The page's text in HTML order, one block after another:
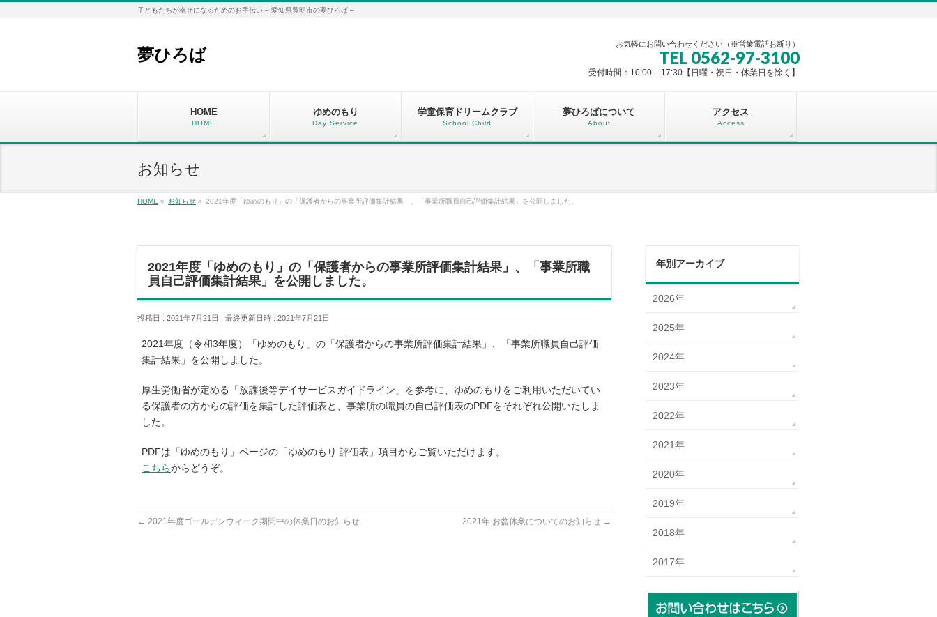
子どもたちが幸せになるためのお手伝い – 愛知県豊明市の夢ひろば –
夢ひろば
お気軽にお問い合わせください（※営業電話お断り）
TEL 0562-97-3100
受付時間：10:00 – 17:30【日曜・祝日・休業日を除く】
HOME
HOME
ゆめのもり
Day Service
学童保育ドリームクラブ
School Child
夢ひろばについて
About
アクセス
Access
お知らせ
HOME » お知らせ » 2021年度「ゆめのもり」の「保護者からの事業所評価集計結果」、「事業所職員自己評価集計結果」を公開しました。
2021年度「ゆめのもり」の「保護者からの事業所評価集計結果」、「事業所職
員自己評価集計結果」を公開しました。
投稿日 : 2021年7月21日 最終更新日時 : 2021年7月21日
2021年度（令和3年度）「ゆめのもり」の「保護者からの事業所評価集計結果」、「事業所職員自己評価
集計結果」を公開しました。
厚生労働省が定める「放課後等デイサービスガイドライン」を参考に、ゆめのもりをご利用いただいてい
る保護者の方からの評価を集計した評価表と、事業所の職員の自己評価表のPDFをそれぞれ公開いたしま
した。
PDFは「ゆめのもり」ページの「ゆめのもり 評価表」項目からご覧いただけます。
こちらからどうぞ。
← 2021年度ゴールデンウィーク期間中の休業日のお知らせ 2021年 お盆休業についてのお知らせ →
年別アーカイブ
2026年
2025年
2024年
2023年
2022年
2021年
2020年
2019年
2018年
2017年